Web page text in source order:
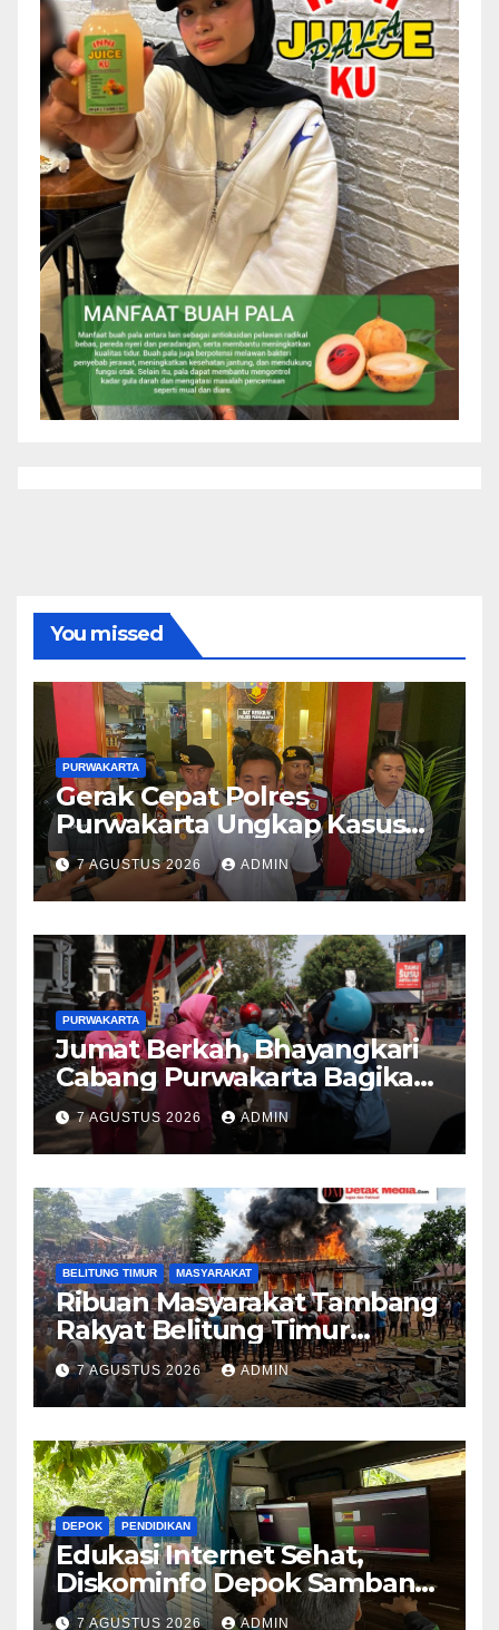
You missed
PURWAKARTA
Gerak Cepat Polres
Purwakarta Ungkap Kasus
Dugaan Pembunuhan di
Cikopo, Terduga Pelaku
Diamankan Sesaat Setelah
Kejadian
7 AGUSTUS 2026 ADMIN
PURWAKARTA
Jumat Berkah, Bhayangkari
Cabang Purwakarta Bagikan
Paket Makan Siang kepada
Masyarakat
7 AGUSTUS 2026 ADMIN
BELITUNG TIMUR MASYARAKAT
Ribuan Masyarakat Tambang
Rakyat Belitung Timur
Geruduk Kantor PT.Timah
Beltim Spontan
Membakarnya
7 AGUSTUS 2026 ADMIN
DEPOK PENDIDIKAN
Edukasi Internet Sehat,
Diskominfo Depok Sambangi
SDN Mekarjaya 20
7 AGUSTUS 2026 ADMIN